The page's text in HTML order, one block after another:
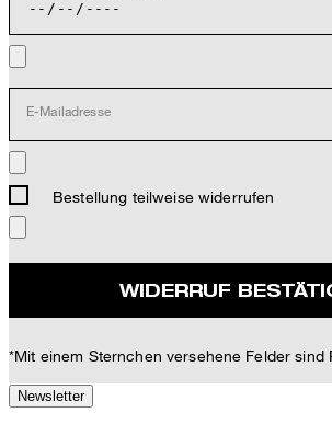
E-Mailadresse
Bestellung teilweise widerrufen
*Mit einem Sternchen versehene Felder sind
Newsletter